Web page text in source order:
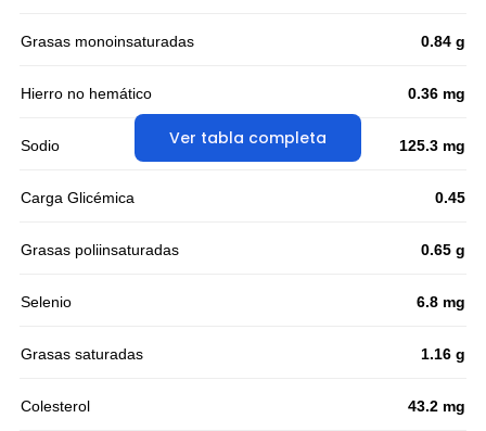
Ver tabla completa
Grasas monoinsaturadas 0.84 g
Hierro no hemático 0.36 mg
Sodio 125.3 mg
Carga Glicémica 0.45
Grasas poliinsaturadas 0.65 g
Selenio 6.8 mg
Grasas saturadas 1.16 g
Colesterol 43.2 mg